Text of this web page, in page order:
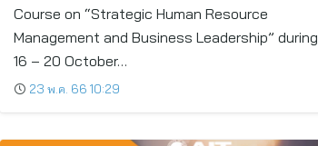
Course on “Strategic Human Resource
Management and Business Leadership” during
16 – 20 October…
23 พ.ค. 66 10:29